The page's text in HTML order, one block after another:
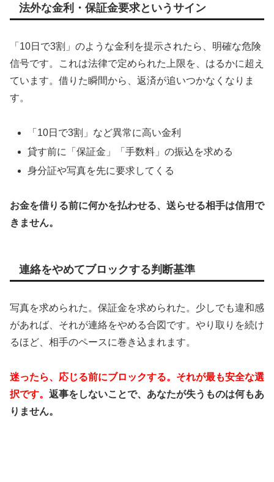
法外な金利・保証金要求というサイン
「10日で3割」のような金利を提示されたら、明確な危険
信号です。これは法律で定められた上限を、はるかに超え
ています。借りた瞬間から、返済が追いつかなくなりま
す。
「10日で3割」など異常に高い金利
貸す前に「保証金」「手数料」の振込を求める
身分証や写真を先に要求してくる
お金を借りる前に何かを払わせる、送らせる相手は信用で
きません。
連絡をやめてブロックする判断基準
写真を求められた。保証金を求められた。少しでも違和感
があれば、それが連絡をやめる合図です。やり取りを続け
るほど、相手のペースに巻き込まれます。
迷ったら、応じる前にブロックする。それが最も安全な選
択です。 返事をしないことで、あなたが失うものは何もあ
りません。